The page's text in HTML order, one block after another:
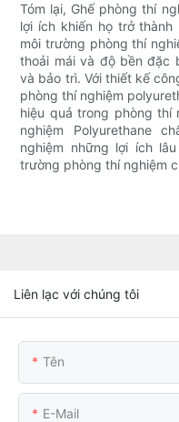
Tóm lại, Ghế phòng thí
lợi ích khiến họ trở
môi trường phòng thí
thoải mái và độ bền đặc
và bảo trì. Với thiết kế
phòng thí nghiệm
hiệu quả trong phòng
nghiệm Polyurethane
nghiệm những lợi ích
trường phòng thí nghiệm
Liên lạc với chúng tôi
Tên
E-Mail